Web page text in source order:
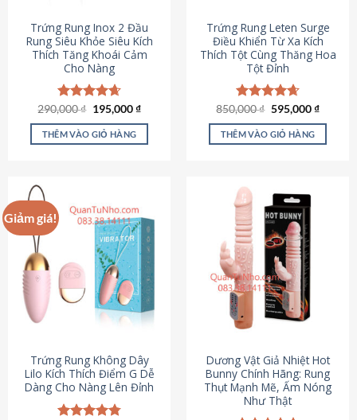
Trứng Rung Inox 2 Đầu
Rung Siêu Khỏe Siêu Kích
Thích Tăng Khoái Cảm
Cho Nàng
Được xếp
hạng4.64
5 sao
290,000₫ Giá
là:
290,000 ₫.
195,000₫Giá
tại
THÊM VÀO GIỎ HÀNG
Trứng Rung Leten Surge
Điều Khiển Từ Xa Kích
Thích Tột Cùng Thăng Hoa
Tột Đỉnh
Được xếp
hạng4.69
5 sao
850,000₫ Giá
là:
850,000 ₫.
595,000₫Giá
tại
THÊM VÀO GIỎ HÀNG
Giảm giá!
Trứng Rung Không Dây
Lilo Kích Thích Điểm G Dễ
Dàng Cho Nàng Lên Đỉnh
Dương Vật Giả Nhiệt Hot
Bunny Chính Hãng: Rung
Thụt Mạnh Mẽ, Ấm Nóng
Như Thật